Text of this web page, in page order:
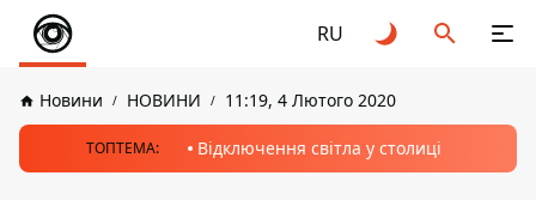
RU
Новини НОВИНИ 11:19, 4 Лютого 2020
ТОПТЕМА: Відключення світла у столиці